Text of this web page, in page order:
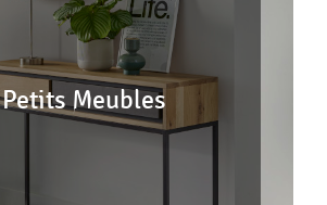
Petits Meubles